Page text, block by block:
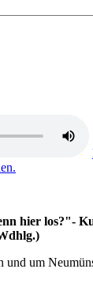
hier los?"-
und um